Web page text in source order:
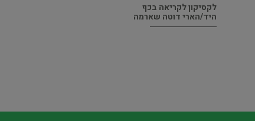
לקסיקון לקריאה בכף
היד/הארי דוטה שארמה